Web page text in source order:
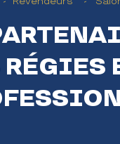
RÉGIES